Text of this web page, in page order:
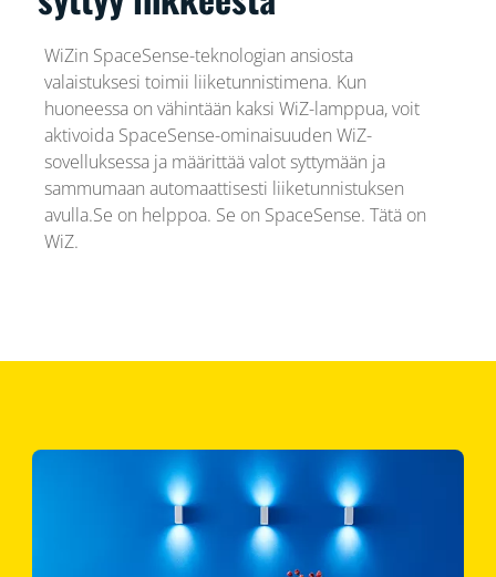
WiZin SpaceSense-teknologian ansiosta
valaistuksesi toimii liiketunnistimena. Kun
huoneessa on vähintään kaksi WiZ-lamppua, voit
aktivoida SpaceSense-ominaisuuden WiZ-
sovelluksessa ja määrittää valot syttymään ja
sammumaan automaattisesti liiketunnistuksen
avulla.Se on helppoa. Se on SpaceSense. Tätä on
WiZ.